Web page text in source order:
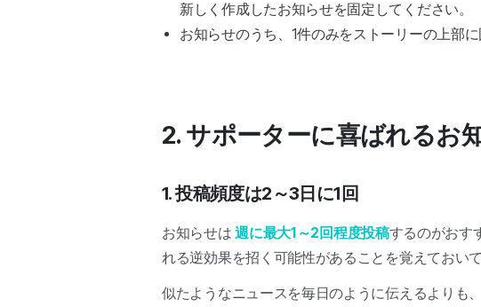
新しく作成したお知らせを固定してください。
お知らせのうち、1件のみをストーリーの上部に
2. サポーターに喜ばれるお
1. 投稿頻度は2～3日に1回
お知らせは週に最大1～2回程度投稿するのがおす
れる逆効果を招く可能性があることを覚えておいて
似たようなニュースを毎日のように伝えるよりも